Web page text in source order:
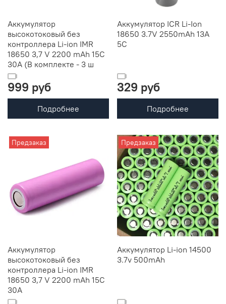
Аккумулятор
высокотоковый без
контроллера Li-ion IMR
18650 3,7 V 2200 mAh 15C
30A (В комплекте - 3 ш
999 руб
Подробнее
Аккумулятор ICR Li-Ion
18650 3.7V 2550mAh 13А
5C
329 руб
Подробнее
Предзаказ
Аккумулятор
высокотоковый без
контроллера Li-ion IMR
18650 3,7 V 2200 mAh 15C
30A
Предзаказ
Аккумулятор Li-ion 14500
3.7v 500mAh